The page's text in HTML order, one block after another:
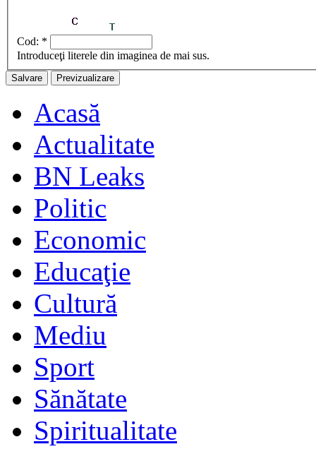
Cod: *
Introduceţi literele din imaginea de mai sus.
Acasă
Actualitate
BN Leaks
Politic
Economic
Educaţie
Cultură
Mediu
Sport
Sănătate
Spiritualitate